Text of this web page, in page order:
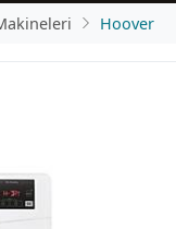
Hoover